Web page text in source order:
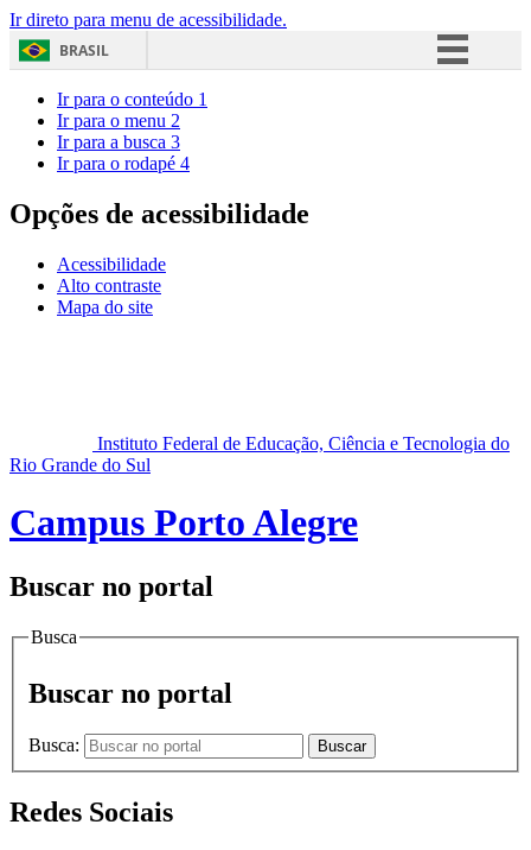
Ir direto para menu de acessibilidade.
BRASIL
Acesso à informação
Ir para o conteúdo 1
Ir para o menu 2
Ir para a busca 3
Ir para o rodapé 4
Opções de acessibilidade
Acessibilidade
Alto contraste
Mapa do site
Instituto Federal de Educação, Ciência e Tecnologia do
Rio Grande do Sul
Campus Porto Alegre
Buscar no portal
Busca
Buscar no portal
Busca: Buscar
Redes Sociais